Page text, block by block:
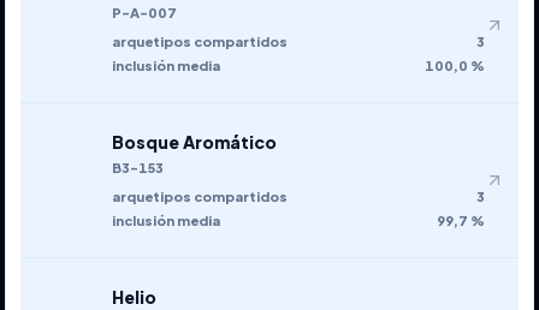
P-A-007
arquetipos compartidos
3
inclusión media
100,0 %
Bosque Aromático
B3-153
arquetipos compartidos
3
inclusión media
99,7 %
Helio